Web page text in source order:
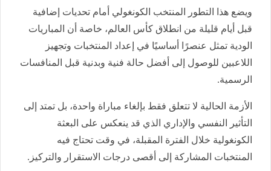
ويضع هذا التطور المنتخب الكونغولي أمام تحديات إضافية
قبل أيام قليلة من انطلاق كأس العالم، خاصة أن المباريات
الودية تمثل عنصرًا أساسيًا في إعداد المنتخبات وتجهيز
اللاعبين للوصول إلى أفضل حالة فنية وبدنية قبل المنافسات
الرسمية.
الأزمة الحالية لا تتعلق فقط بإلغاء مباراة واحدة، بل تمتد إلى
التأثير النفسي والإداري الذي قد ينعكس على البعثة
الكونغولية خلال الفترة المقبلة، في وقت تحتاج فيه
المنتخبات المشاركة إلى أقصى درجات الاستقرار والتركيز.